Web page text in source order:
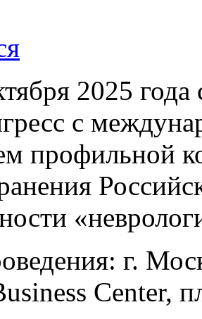
2025
с
профильной
г.
Center,